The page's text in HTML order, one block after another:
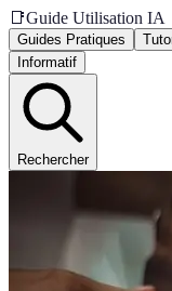
📑Guide Utilisation IA
Guides Pratiques
Informatif
Rechercher